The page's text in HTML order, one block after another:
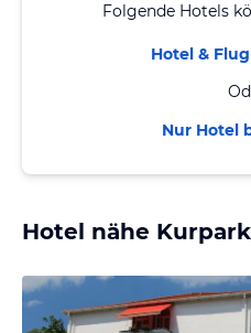
Folgende Hotels
Hotel &
Nur Hotel
Hotel nähe